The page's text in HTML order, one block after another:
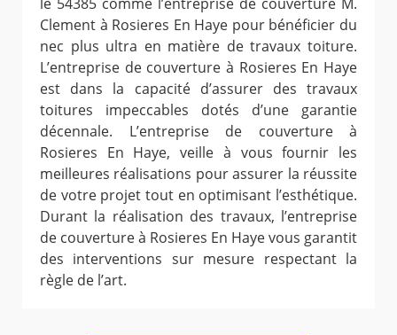
Clement à Rosieres En Haye pour bénéficier du
nec plus ultra en matière de travaux toiture.
L’entreprise de couverture à Rosieres En Haye
est dans la capacité d’assurer des travaux
toitures impeccables dotés d’une garantie
décennale. L’entreprise de couverture à
Rosieres En Haye, veille à vous fournir les
meilleures réalisations pour assurer la réussite
de votre projet tout en optimisant l’esthétique.
Durant la réalisation des travaux, l’entreprise
de couverture à Rosieres En Haye vous garantit
des interventions sur mesure respectant la
règle de l’art.